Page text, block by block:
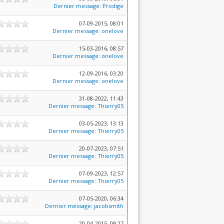
Dernier message: Prodige
07-09-2015, 08:01
Dernier message: onelove
15-03-2016, 08:57
Dernier message: onelove
12-09-2016, 03:20
Dernier message: onelove
31-08-2022, 11:43
Dernier message: Thierry05
03-05-2023, 13:13
Dernier message: Thierry05
20-07-2023, 07:51
Dernier message: Thierry05
07-09-2023, 12:57
Dernier message: Thierry05
07-05-2020, 06:34
Dernier message: jacobsmith